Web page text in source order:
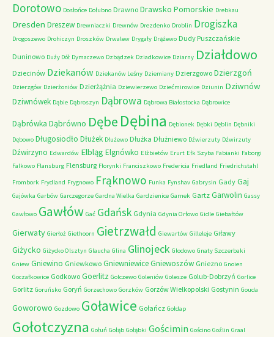
Dorotowo Dosłońce Dołubno Drawno Drawsko Pomorskie Drebkau
Dresden Dreszew Drewniaczki Drewnów Drezdenko Droblin Drogiszka
Drogoszewo Drohiczyn Droszków Drwalew Drygały Drążewo Dudy Puszczańskie
Duninowo Duży Dół Dymaczewo Dzbądzek Dziadkowice Dziarny Działdowo
Dziecinów Dziekanów Dziekanów Leśny Dziemiany Dzierzgowo Dzierzgoń
Dzierzgów Dzierżoniów Dzierżążnia Dziewierzewo Dziećmirowice Dziunin Dziwnów
Dziwnówek Dąbie Dąbroszyn Dąbrowa Dąbrowa Białostocka Dąbrowice
Dąbrówka Dąbrówno Dębe Dębina Dębionek Dębki Dęblin Dębniki
Dębowo Długosiodło Dłużek Dłużewo Dłużka Dłużniewo Dźwierzuty Dźwirzuty
Dźwirzyno Edwardów Elbląg Elgnówko Elżbietów Erurt Ełk Szyba Fabianki Faborgi
Falkowo Flansburg Flensburg Florynki Franciszkowo Fredericia Friedland Friedrichstahl
Frombork Frydland Frygnowo Frąknowo Funka Fynshav Gabrysin Gady Gaj
Gajówka Garbów Garczegorze Gardna Wielka Gardzienice Garnek Gartz Garwolin Gassy
Gawłowo Gawłów Gać Gdańsk Gdynia Gdynia Orłowo Gidle Giebałtów
Gierwaty Gierłoż Giethoorn Gietrzwałd Giewartów Gilleleje Giławy
Giżycko Giżycko Olsztyn Glaucha Glina Glinojeck Glodowo Gnaty Szczerbaki
Gniew Gniewino Gniewkowo GniewniewiceGniewoszów Gniezno Gnoien
Goczałkowice Godkowo Goerlitz Golczewo Goleniów Golesze Golub-Dobrzyń Gorlice
Gorlitz Goruńsko Goryń Gorzechowo Gorzków Gorzów Wielkopolski Gostynin Gouda
Goworowo Gozdowo Goławice Gołańcz Gołdap
Gołotczyzna Gołuń Gołąb Gołąbki Gościmin Gościno Goźlin Graal